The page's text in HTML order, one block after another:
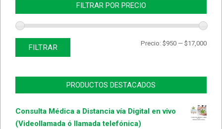
FILTRAR POR PRECIO
FILTRAR Precio: $950 — $17,000
PRODUCTOS DESTACADOS
Consulta Médica a Distancia vía Digital en vivo
(Videollamada ó llamada telefónica)